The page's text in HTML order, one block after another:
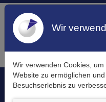
Rufen Sie uns
(0 21 71) 490 59
Wir
Wir verwenden Cookies,
Website zu ermöglichen
Besuchserlebnis zu